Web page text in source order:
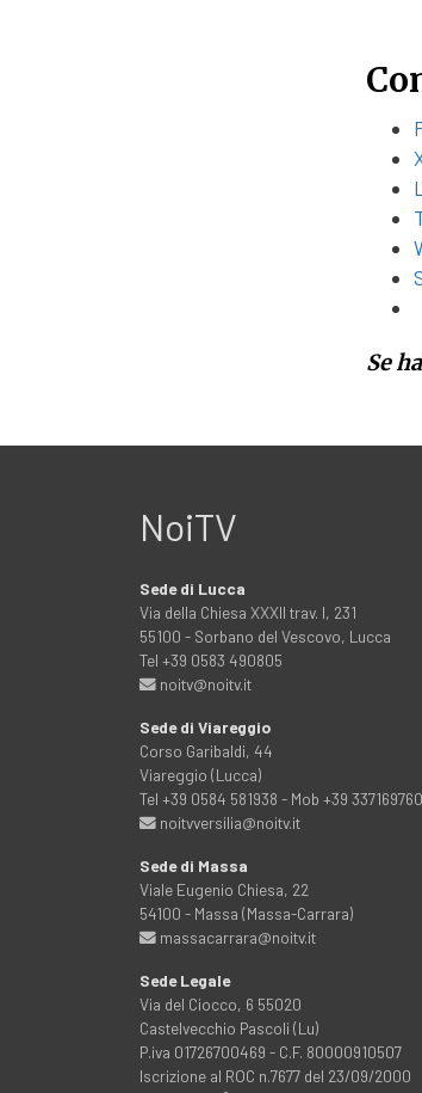
Se
NoiTV
Sede di Lucca
Via della Chiesa XXXII trav. I, 231
55100 - Sorbano del Vescovo, Lucca
Tel +39 0583 490805
noitv@noitv.it
Sede di Viareggio
Corso Garibaldi, 44
Viareggio (Lucca)
Tel +39 0584 581938 - Mob +39
noitvversilia@noitv.it
Sede di Massa
Viale Eugenio Chiesa, 22
54100 - Massa (Massa-Carrara)
massacarrara@noitv.it
Sede Legale
Via del Ciocco, 6 55020
Castelvecchio Pascoli (Lu)
P.iva 01726700469 - C.F. 80000910507
Iscrizione al ROC n.7677 del 23/09/2000